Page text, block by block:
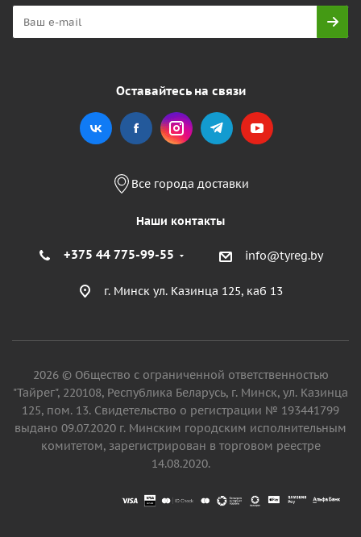
Оставайтесь на связи
Все города доставки
Наши контакты
+375 44 775-99-55 info@tyreg.by
г. Минск ул. Казинца 125, каб 13
2026 © Общество с ограниченной ответственностью
"Тайрег", 220108, Республика Беларусь, г. Минск, ул. Казинца
125, пом. 13. Свидетельство о регистрации № 193441799
выдано 09.07.2020 г. Минским городским исполнительным
комитетом, зарегистрирован в торговом реестре
14.08.2020.